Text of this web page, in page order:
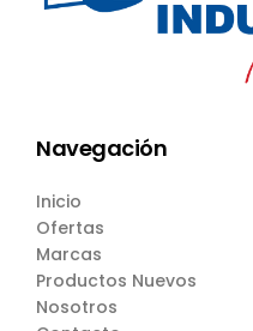
Navegación
Inicio
Ofertas
Marcas
Productos Nuevos
Nosotros